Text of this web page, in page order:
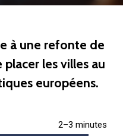
à une refonte de
les villes au
européens.
2–3 minutes